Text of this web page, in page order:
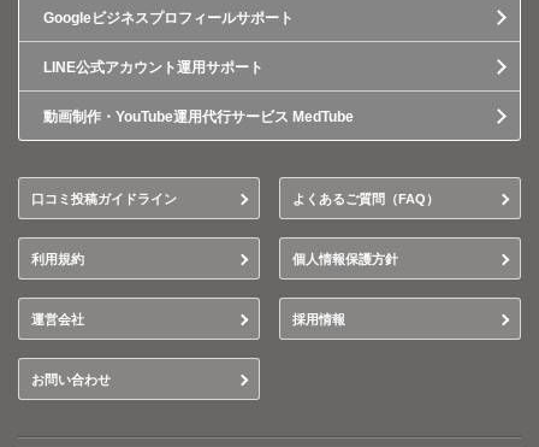
Googleビジネスプロフィールサポート
LINE公式アカウント運用サポート
動画制作・YouTube運用代行サービス MedTube
口コミ投稿ガイドライン よくあるご質問（FAQ）
利用規約 個人情報保護方針
運営会社 採用情報
お問い合わせ